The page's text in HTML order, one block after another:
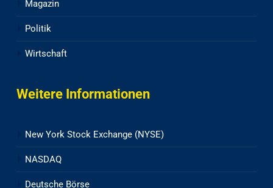
Magazin
Politik
Wirtschaft
Weitere Informationen
New York Stock Exchange (NYSE)
NASDAQ
Deutsche Börse